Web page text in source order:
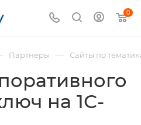
0
Партнеры — Сайты по
на 1С-